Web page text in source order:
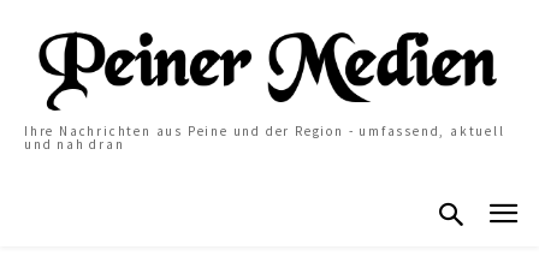
Ihre Nachrichten aus Peine und der Region - umfassend, aktuell
und nah dran